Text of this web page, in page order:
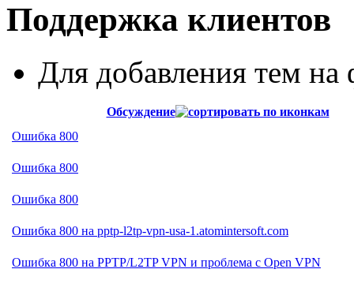
Поддержка клиентов
Для добавления тем
Обсуждение
Ошибка 800
Ошибка 800
Ошибка 800
Ошибка 800 на pptp-l2tp-vpn-usa-1.atomintersoft.com
Ошибка 800 на PPTP/L2TP VPN и проблема c Open VPN